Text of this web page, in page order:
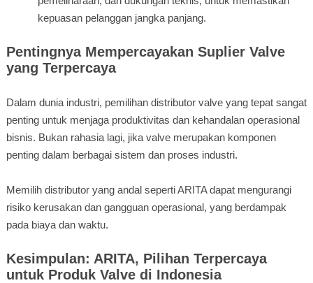
kepuasan pelanggan jangka panjang.
Pentingnya Mempercayakan Suplier Valve
yang Terpercaya
Dalam dunia industri, pemilihan distributor valve yang tepat sangat
penting untuk menjaga produktivitas dan kehandalan operasional
bisnis. Bukan rahasia lagi, jika valve merupakan komponen
penting dalam berbagai sistem dan proses industri.
Memilih distributor yang andal seperti ARITA dapat mengurangi
risiko kerusakan dan gangguan operasional, yang berdampak
pada biaya dan waktu.
Kesimpulan: ARITA, Pilihan Terpercaya
untuk Produk Valve di Indonesia